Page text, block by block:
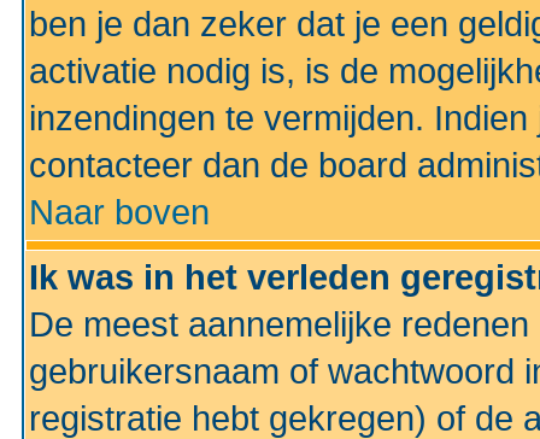
ben je dan zeker dat je een
activatie nodig is, is de
inzendingen te vermijden.
contacteer dan de board
Naar boven
Ik was in het verleden
De meest aannemelijke
gebruikersnaam of wachtwoord
registratie hebt gekregen) of de